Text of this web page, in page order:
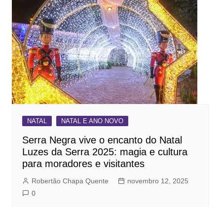
NATAL NATAL E ANO NOVO
Serra Negra vive o encanto do Natal
Luzes da Serra 2025: magia e cultura
para moradores e visitantes
Robertão Chapa Quente
novembro 12, 2025
0